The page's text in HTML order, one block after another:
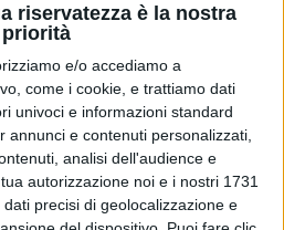
riservatezza è la nostra
priorità
e/o accediamo a
come i cookie, e trattiamo dati
univoci e informazioni standard
annunci e contenuti personalizzati,
analisi dell'audience e
autorizzazione noi e i nostri 1731
precisi di geolocalizzazione e
Masini (Bravo Baia di